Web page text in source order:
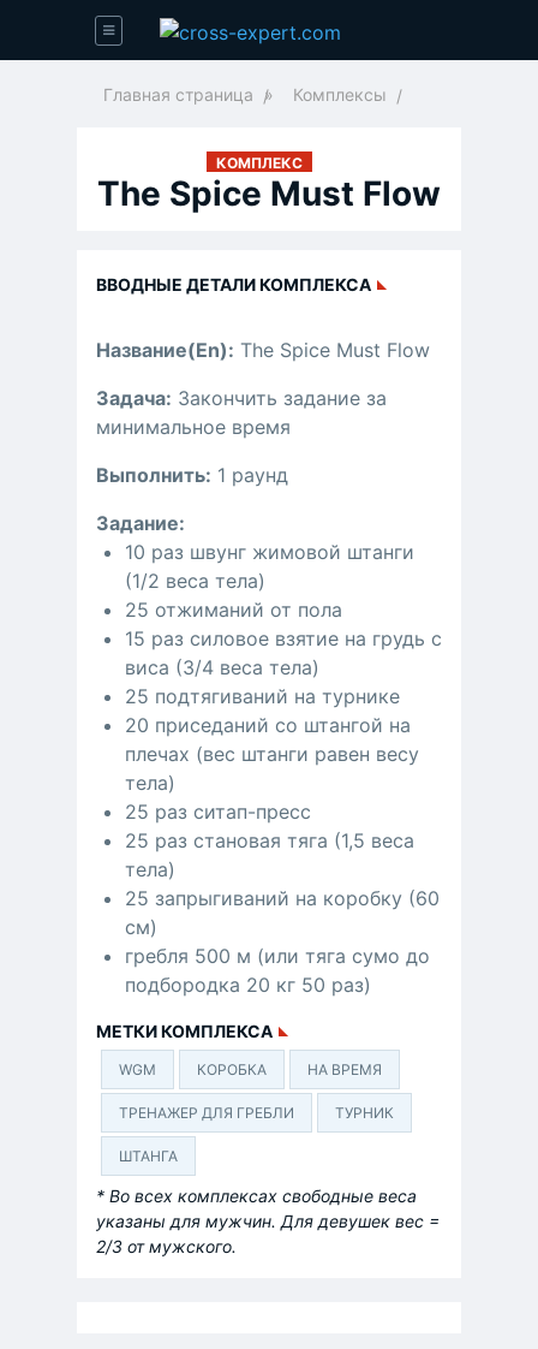
Главная страница » Комплексы
КОМПЛЕКС
The Spice Must Flow
ВВОДНЫЕ ДЕТАЛИ КОМПЛЕКСА
Название(En): The Spice Must Flow
Задача: Закончить задание за
минимальное время
Выполнить: 1 раунд
Задание:
10 раз швунг жимовой штанги
(1/2 веса тела)
25 отжиманий от пола
15 раз cиловое взятие на грудь с
виса (3/4 веса тела)
25 подтягиваний на турнике
20 приседаний со штангой на
плечах (вес штанги равен весу
тела)
25 раз ситап-пресс
25 раз становая тяга (1,5 веса
тела)
25 запрыгиваний на коробку (60
см)
гребля 500 м (или тяга сумо до
подбородка 20 кг 50 раз)
МЕТКИ КОМПЛЕКСА
WGM КОРОБКА НА ВРЕМЯ
ТРЕНАЖЕР ДЛЯ ГРЕБЛИ ТУРНИК
ШТАНГА
* Во всех комплексах свободные веса
указаны для мужчин. Для девушек вес =
2/3 от мужского.